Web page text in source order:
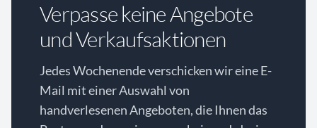
Verpasse keine Angebote
und Verkaufsaktionen
Jedes Wochenende verschicken wir eine E-
Mail mit einer Auswahl von
handverlesenen Angeboten, die Ihnen das